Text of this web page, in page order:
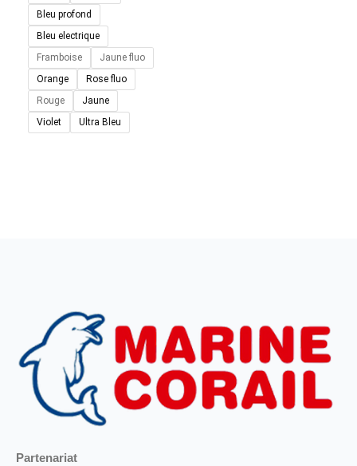
Bleu profond
Bleu electrique
Framboise
Jaune fluo
Orange
Rose fluo
Rouge
Jaune
Violet
Ultra Bleu
Partenariat